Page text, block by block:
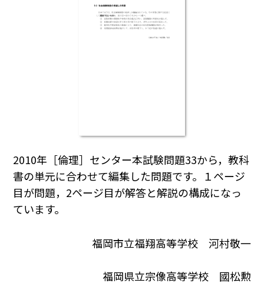
2010年［倫理］センター本試験問題33から，教科
書の単元に合わせて編集した問題です。１ページ
目が問題，2ページ目が解答と解説の構成になっ
ています。
福岡市立福翔高等学校 河村敬一
福岡県立宗像高等学校 國松勲